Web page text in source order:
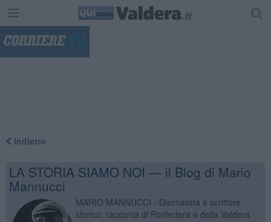
Indietro
LA STORIA SIAMO NOI — il Blog di Mario
Mannucci
MARIO MANNUCCI - Giornalista e scrittore
storico, racconta di Pontedera e della Valdera